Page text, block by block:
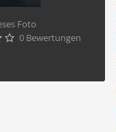
Foto
 0 Bewertungen